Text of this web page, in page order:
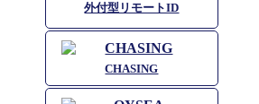
外付型リモートID
CHASING